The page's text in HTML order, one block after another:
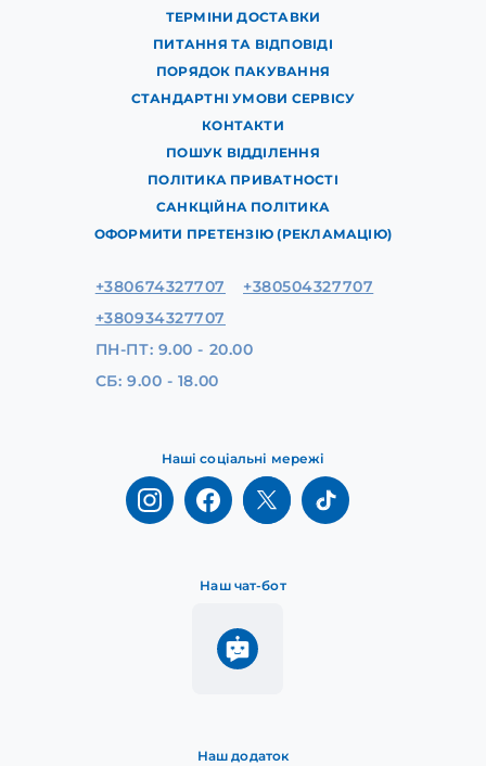
ТЕРМІНИ ДОСТАВКИ
ПИТАННЯ ТА ВІДПОВІДІ
ПОРЯДОК ПАКУВАННЯ
СТАНДАРТНІ УМОВИ СЕРВІСУ
КОНТАКТИ
ПОШУК ВІДДІЛЕННЯ
ПОЛІТИКА ПРИВАТНОСТІ
САНКЦІЙНА ПОЛІТИКА
ОФОРМИТИ ПРЕТЕНЗІЮ (РЕКЛАМАЦІЮ)
Наш додаток
Наш чат-бот
Наші соціальні мережі
+380674327707
+380504327707
+380934327707
ПН-ПТ: 9.00 - 20.00
СБ: 9.00 - 18.00